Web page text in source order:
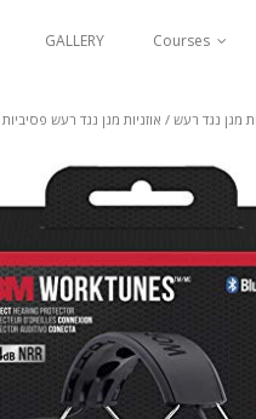
Courses
GALLERY
מגן נגד רעש / אוזניות מגן נגד רעש פסיביות